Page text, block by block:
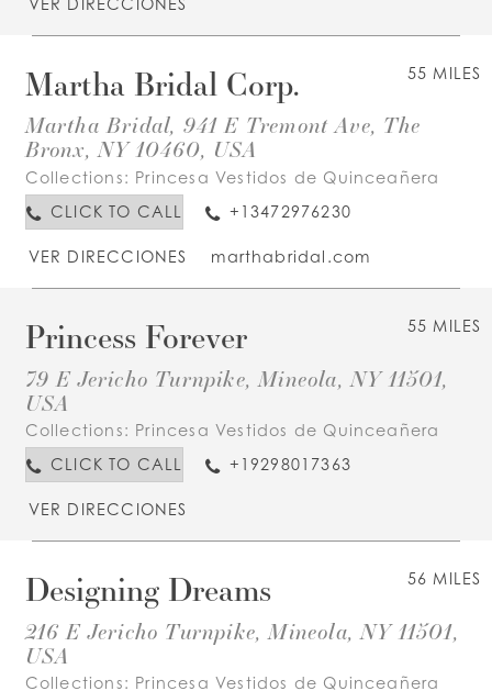
55 MILES
Martha Bridal Corp.
Martha Bridal, 941 E Tremont Ave, The
Bronx, NY 10460, USA
Collections: Princesa Vestidos de Quinceañera
CLICK TO CALL
+13472976230
VER DIRECCIONES marthabridal.com
55 MILES
Princess Forever
79 E Jericho Turnpike, Mineola, NY 11501,
USA
Collections: Princesa Vestidos de Quinceañera
CLICK TO CALL
+19298017363
VER DIRECCIONES
56 MILES
Designing Dreams
216 E Jericho Turnpike, Mineola, NY 11501,
USA
Collections: Princesa Vestidos de Quinceañera